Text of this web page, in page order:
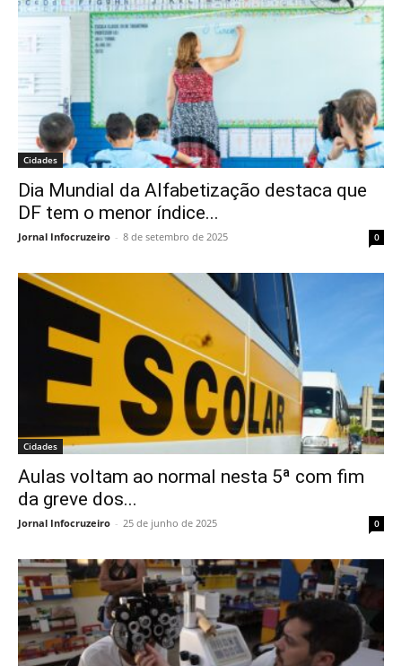
Cidades
Dia Mundial da Alfabetização destaca que
DF tem o menor índice...
Jornal Infocruzeiro - 8 de setembro de 2025 0
Cidades
Aulas voltam ao normal nesta 5ª com fim
da greve dos...
Jornal Infocruzeiro - 25 de junho de 2025 0